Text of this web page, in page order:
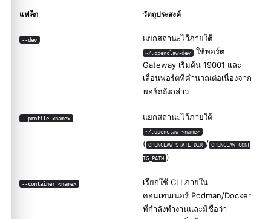
แฟล็ก วัตถุประสงค์
--dev แยกสถานะไว้ภายใต้
~/.openclaw-dev ใช้พอร์ต
Gateway เริ่มต้น 19001 และ
เลื่อนพอร์ตที่คำนวณต่อเนื่องจาก
พอร์ตดังกล่าว
--profile <name> แยกสถานะไว้ภายใต้
~/.openclaw-<name>
( OPENCLAW_STATE_DIR / OPENCLAW_CONF
IG_PATH )
--container <name>
เรียกใช้ CLI ภายใน
คอนเทนเนอร์ Podman/Docker
ที่กำลังทำงานและมีชื่อว่า